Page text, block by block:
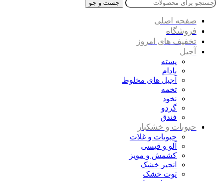
جست و جو
صفحه اصلی
فروشگاه
تخفیف های امروز
آجیل
پسته
بادام
آجیل های مخلوط
تخمه
نخود
گردو
فندق
حبوبات و خشکبار
حبوبات و غلات
آلو و قیسی
کشمش و مویز
انجیر خشک
توت خشک